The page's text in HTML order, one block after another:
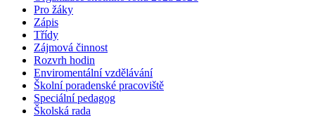
Pro žáky
Zápis
Třídy
Zájmová činnost
Rozvrh hodin
Enviromentální vzdělávání
Školní poradenské pracoviště
Speciální pedagog
Školská rada